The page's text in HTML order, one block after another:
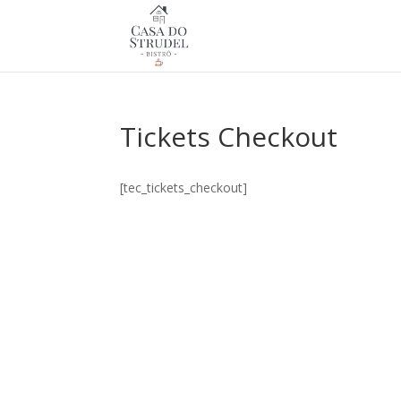
Tickets Checkout
[tec_tickets_checkout]